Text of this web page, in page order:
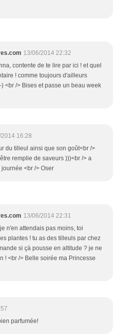
13/06/2014 22:32
contente de te lire par ici ! et quel
! comme toujours d'ailleurs
<br /> Bises et passe un beau week
16:28
du tilleul ainsi que son goût<br />
remplie de saveurs )))<br /> a
<br /> Oser
13/06/2014 22:31
n'en attendais pas moins, toi
plantes ! tu as des tilleuls par chez
si çà pousse en altitude ? je ne
! <br /> Belle soirée ma Princesse
parfumée!